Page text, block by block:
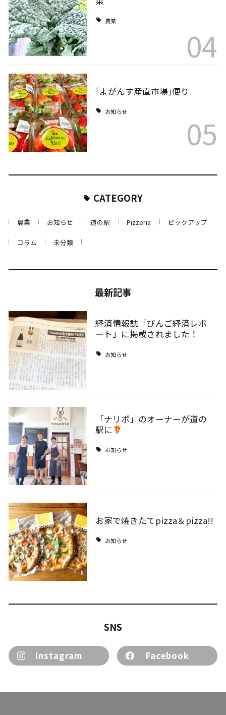
農業
04
｢よがんす産直市場｣便り
お知らせ
05
CATEGORY
農業 お知らせ 道の駅 Pizzeria ピックアップ
コラム 未分類
最新記事
経済情報誌「びんご経済レポ
ート」に掲載されました！
お知らせ
「ナリポ」のオーナーが道の
駅に
お知らせ
お家で焼きたてpizza＆pizza!!
お知らせ
SNS
Instagram Facebook